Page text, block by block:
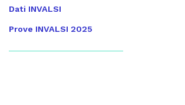
Dati INVALSI
Prove INVALSI 2025